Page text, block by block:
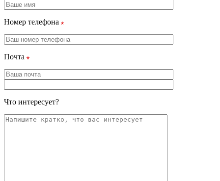
Номер телефона
Почта
Что интересует?